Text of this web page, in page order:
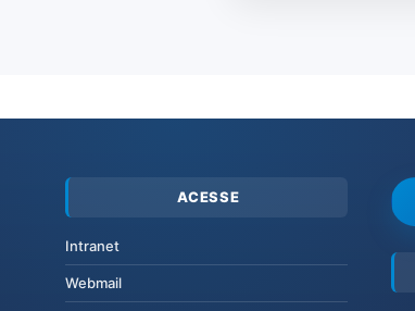
ACESSE
Intranet
Webmail